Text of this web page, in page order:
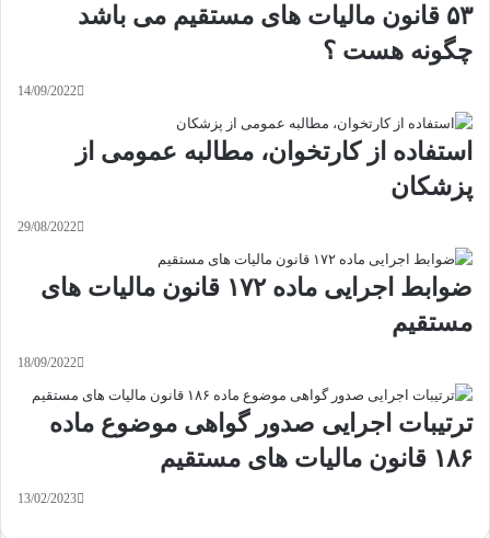
۵۳ قانون مالیات های مستقیم می باشد
چگونه هست ؟
14/09/2022
استفاده از کارتخوان، مطالبه عمومی از
پزشکان
29/08/2022
ضوابط اجرایی ماده ۱۷۲ قانون مالیات های
مستقیم
18/09/2022
ترتیبات اجرایی صدور گواهی موضوع ماده
۱۸۶ قانون مالیات های مستقیم
13/02/2023